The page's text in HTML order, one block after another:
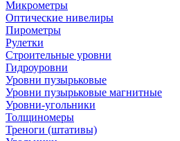
Микрометры
Оптические нивелиры
Пирометры
Рулетки
Строительные уровни
Гидроуровни
Уровни пузырьковые
Уровни пузырьковые магнитные
Уровни-угольники
Толщиномеры
Треноги (штативы)